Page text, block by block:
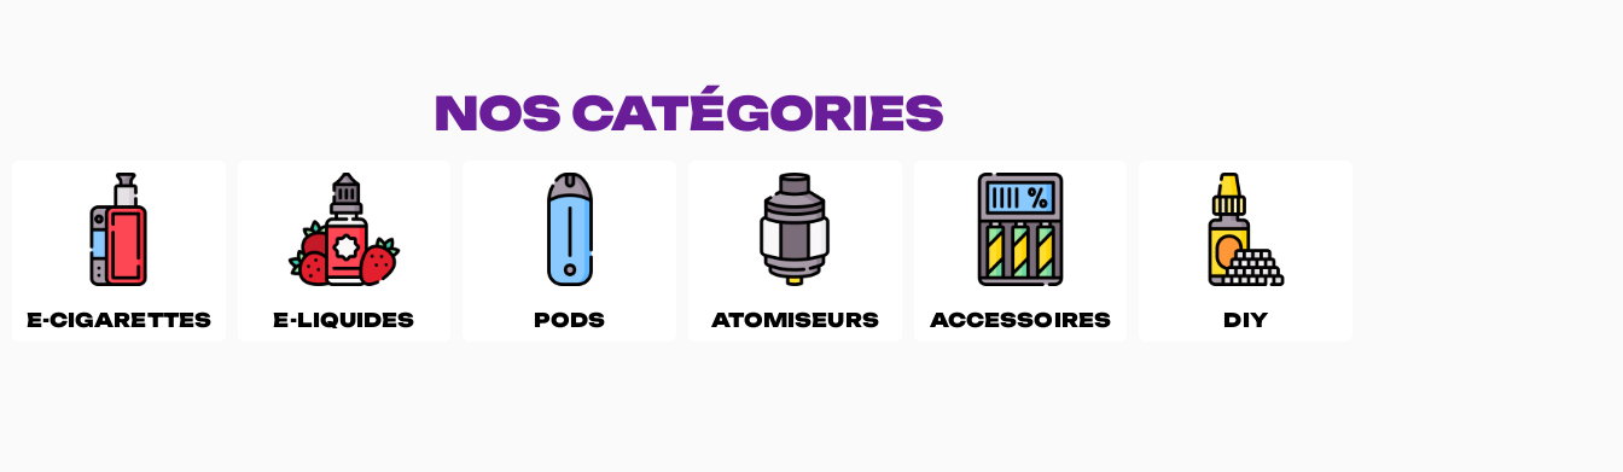
NOS CATÉGORIES
E-CIGARETTES E-LIQUIDES PODS ATOMISEURS ACCESSOIRES DIY